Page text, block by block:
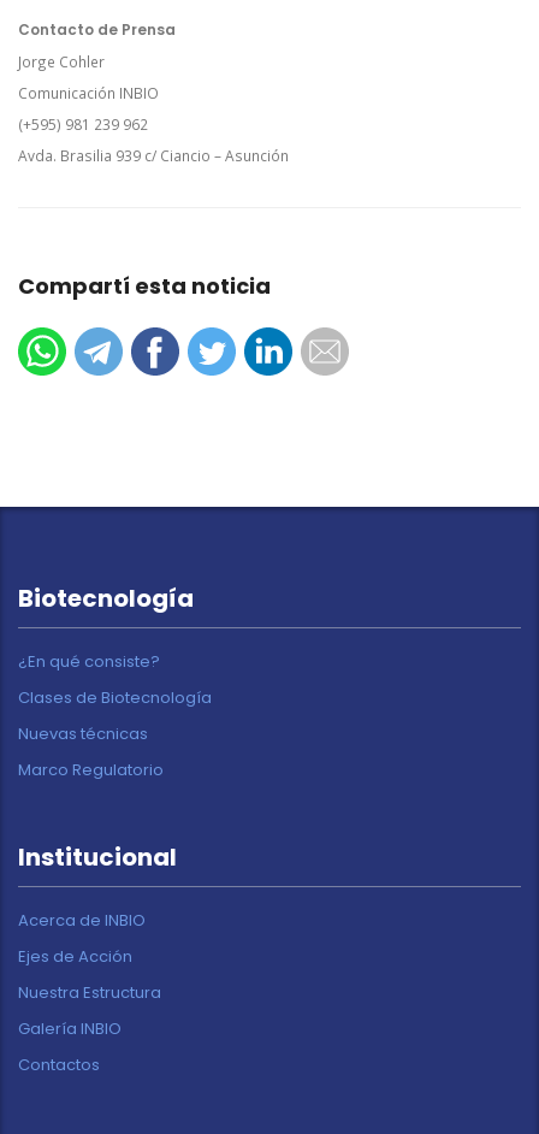
Contacto de Prensa
Jorge Cohler
Comunicación INBIO
(+595) 981 239 962
Avda. Brasilia 939 c/ Ciancio – Asunción
Compartí esta noticia
Biotecnología
¿En qué consiste?
Clases de Biotecnología
Nuevas técnicas
Marco Regulatorio
Institucional
Acerca de INBIO
Ejes de Acción
Nuestra Estructura
Galería INBIO
Contactos